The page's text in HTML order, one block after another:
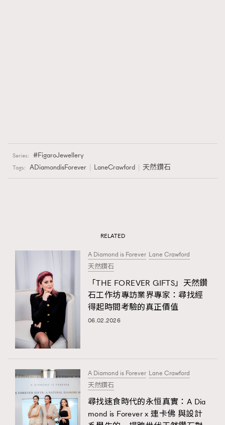
Series: FigaroJewellery
Tags: ADiamondisForever LaneCrawford 天然鑽石
RELATED
A Diamond is Forever Lane Crawford
天然鑽石
「THE FOREVER GIFTS」天然鑽
石工作坊專訪業界專家：尋找經
得起時間考驗的真正價值
06.02.2026
A Diamond is Forever Lane Crawford
天然鑽石
尋找速食時代的永恒真實：A Dia
mond is Forever x 連卡佛 與設計